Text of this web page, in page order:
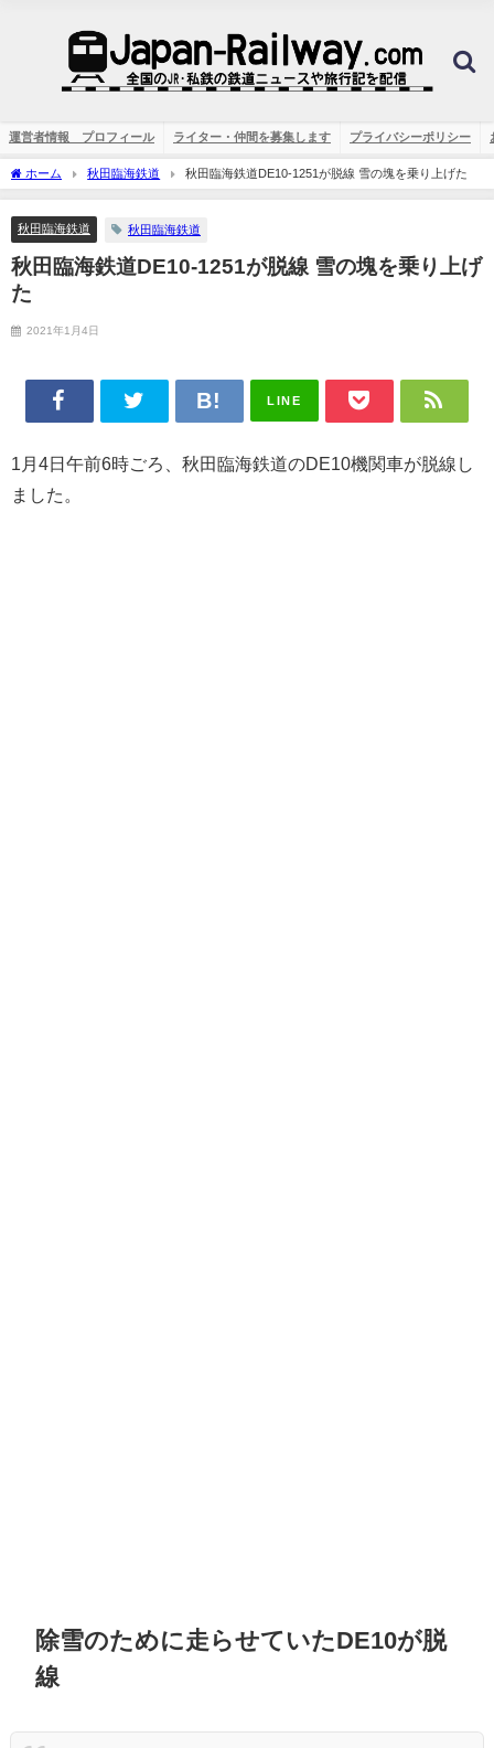
運営者情報 プロフィール ライター・仲間を募集します プライバシーポリシー
ホーム 秋田臨海鉄道 秋田臨海鉄道DE10-1251が脱線 雪の塊を乗り上げた
秋田臨海鉄道 秋田臨海鉄道
秋田臨海鉄道DE10-1251が脱線 雪の塊を乗り上げ
た
2021年1月4日
LINE
1月4日午前6時ごろ、秋田臨海鉄道のDE10機関車が脱線し
ました。
除雪のために走らせていたDE10が脱
線